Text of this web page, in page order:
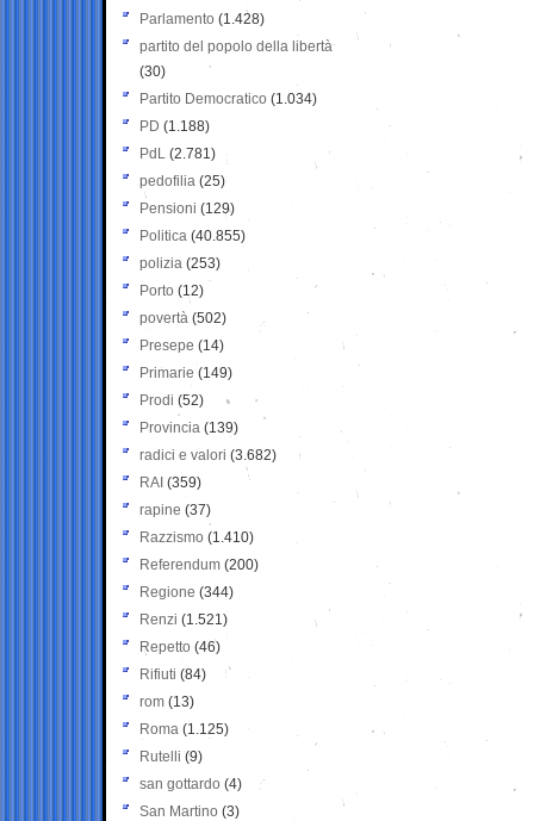
Parlamento (1.428)
partito del popolo della libertà
(30)
Partito Democratico (1.034)
PD (1.188)
PdL (2.781)
pedofilia (25)
Pensioni (129)
Politica (40.855)
polizia (253)
Porto (12)
povertà (502)
Presepe (14)
Primarie (149)
Prodi (52)
Provincia (139)
radici e valori (3.682)
RAI (359)
rapine (37)
Razzismo (1.410)
Referendum (200)
Regione (344)
Renzi (1.521)
Repetto (46)
Rifiuti (84)
rom (13)
Roma (1.125)
Rutelli (9)
san gottardo (4)
San Martino (3)